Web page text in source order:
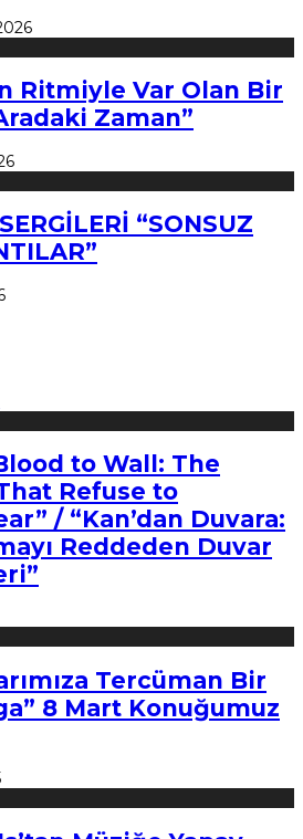
Ritmiyle Var Olan Bir
Zaman”
“SONSUZ
to Wall: The
Refuse to
/ “Kan’dan Duvara:
Reddeden Duvar
Tercüman Bir
8 Mart Konuğumuz